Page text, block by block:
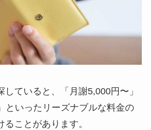
していると、「月謝5,000円〜」
といったリーズナブルな料金の
ことがあります。